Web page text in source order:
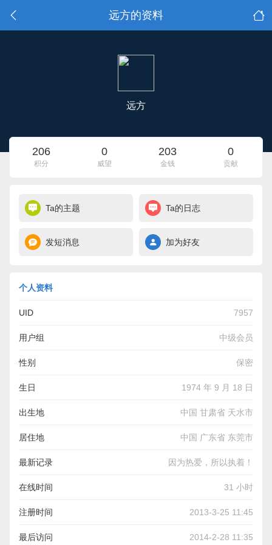
远方的资料
远方
206
积分
0
威望
203
金钱
0
贡献
Ta的主题 Ta的日志
发短消息 加为好友
个人资料
UID 7957
用户组 中级会员
性别 保密
生日 1974 年 9 月 18 日
出生地 中国 甘肃省 天水市
居住地 中国 广东省 东莞市
最新记录 因为热爱，所以执着！
在线时间 31 小时
注册时间 2013-3-25 11:45
最后访问 2014-2-28 11:35